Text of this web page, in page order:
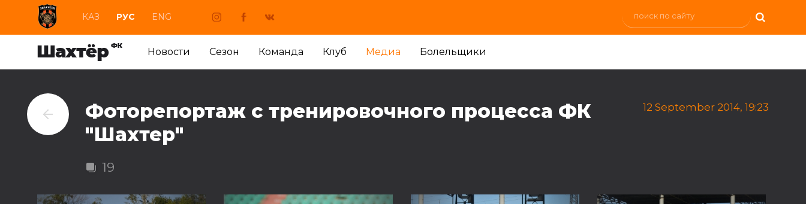
КАЗ РУС ENG
Новости Сезон Команда Клуб Медиа Болельщики
Фоторепортаж с тренировочного процесса ФК
"Шахтер"
12 September 2014, 19:23
19